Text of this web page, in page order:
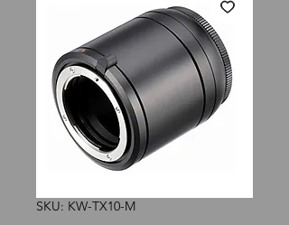
SKU: KW-TX10-M